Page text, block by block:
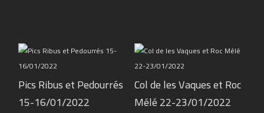
Pics Ribus et Pedourrés
15-16/01/2022
Col de les Vaques et Roc
Mélé 22-23/01/2022